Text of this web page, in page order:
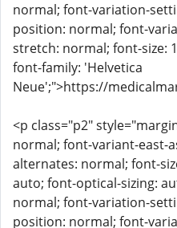
normal; font-variation-
position: normal; font-
stretch: normal; font-size:
font-family: 'Helvetica
Neue';">https://
<p class="p2"
normal; font-variant-east-
alternates: normal; font-
auto; font-optical-sizing:
normal; font-variation-
position: normal; font-